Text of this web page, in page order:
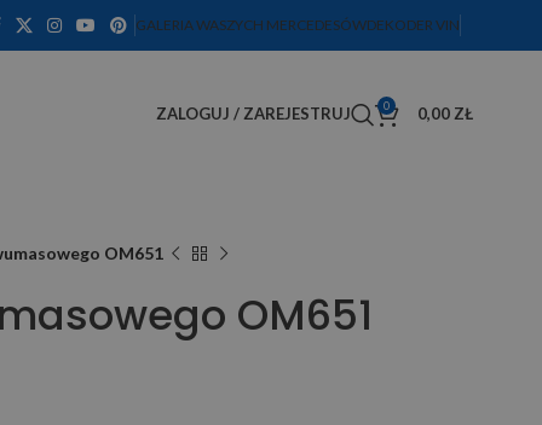
GALERIA WASZYCH MERCEDESÓWDEKODER VIN
ZALOGUJ / ZAREJESTRUJ 0 0,00 ZŁ
OM651
OM651